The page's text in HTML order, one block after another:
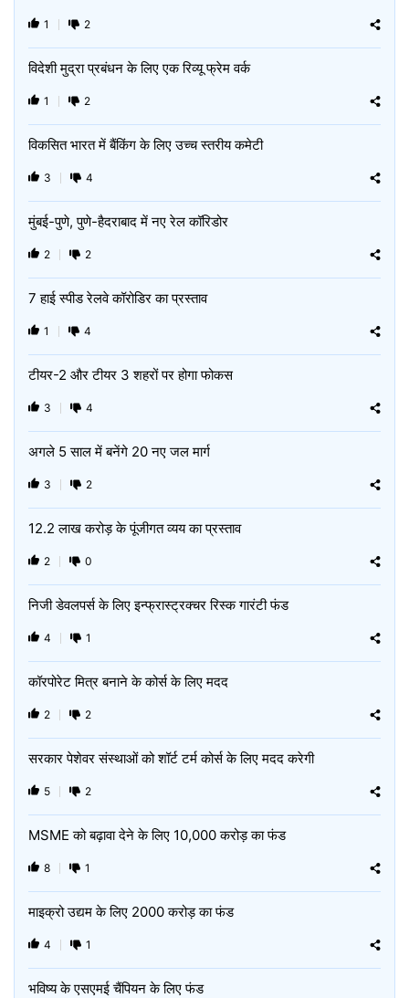
1 2
विदेशी मुद्रा प्रबंधन के लिए एक रिव्यू फ्रेम वर्क
1 2
विकसित भारत में बैंकिंग के लिए उच्च स्तरीय कमेटी
3 4
मुंबई-पुणे, पुणे-हैदराबाद में नए रेल कॉरिडोर
2 2
7 हाई स्पीड रेलवे कॉरोडिर का प्रस्ताव
1 4
टीयर-2 और टीयर 3 शहरों पर होगा फोकस
3 4
अगले 5 साल में बनेंगे 20 नए जल मार्ग
3 2
12.2 लाख करोड़ के पूंजीगत व्यय का प्रस्ताव
2 0
निजी डेवलपर्स के लिए इन्फ्रास्ट्रक्चर रिस्क गारंटी फंड
4 1
कॉरपोरेट मित्र बनाने के कोर्स के लिए मदद
2 2
सरकार पेशेवर संस्थाओं को शॉर्ट टर्म कोर्स के लिए मदद करेगी
5 2
MSME को बढ़ावा देने के लिए 10,000 करोड़ का फंड
8 1
माइक्रो उद्यम के लिए 2000 करोड़ का फंड
4 1
भविष्य के एसएमई चैंपियन के लिए फंड